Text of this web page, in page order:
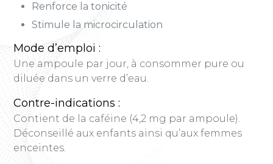
Renforce la tonicité
Stimule la microcirculation
Mode d’emploi :
Une ampoule par jour, à consommer pure ou
diluée dans un verre d’eau.
Contre-indications :
Contient de la caféine (4,2 mg par ampoule).
Déconseillé aux enfants ainsi qu’aux femmes
enceintes.